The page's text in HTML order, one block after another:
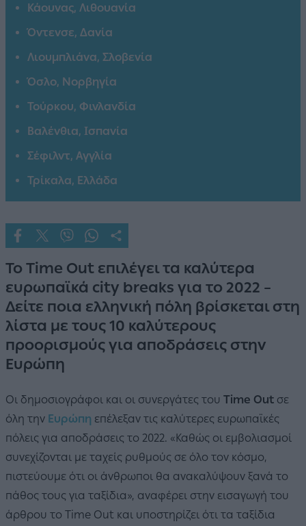
Κάουνας, Λιθουανία
Όντενσε, Δανία
Λιουμπλιάνα, Σλοβενία
Όσλο, Νορβηγία
Τούρκου, Φινλανδία
Βαλένθια, Ισπανία
Σέφιλντ, Αγγλία
Τρίκαλα, Ελλάδα
Το Time Out επιλέγει τα καλύτερα
ευρωπαϊκά city breaks για το 2022 –
Δείτε ποια ελληνική πόλη βρίσκεται στη
λίστα με τους 10 καλύτερους
προορισμούς για αποδράσεις στην
Ευρώπη
Οι δημοσιογράφοι και οι συνεργάτες του Time Out σε
όλη την Ευρώπη επέλεξαν τις καλύτερες ευρωπαϊκές
πόλεις για αποδράσεις το 2022. «Καθώς οι εμβολιασμοί
συνεχίζονται με ταχείς ρυθμούς σε όλο τον κόσμο,
πιστεύουμε ότι οι άνθρωποι θα ανακαλύψουν ξανά το
πάθος τους για ταξίδια», αναφέρει στην εισαγωγή του
άρθρου το Time Out και υποστηρίζει ότι τα ταξίδια